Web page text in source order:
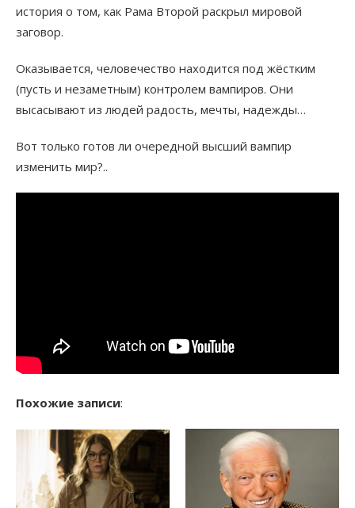
история о том, как Рама Второй раскрыл мировой
заговор.
Оказывается, человечество находится под жёстким
(пусть и незаметным) контролем вампиров. Они
высасывают из людей радость, мечты, надежды…
Вот только готов ли очередной высший вампир
изменить мир?..
Похожие записи: